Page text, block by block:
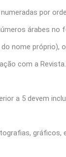
por
árabes
nome próprio),
com a Revista.
a 5 devem
gráficos,